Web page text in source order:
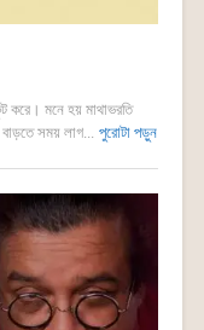
করে। মনে হয় মাথাভরতি
সময় লাগ... পুরোটা পড়ুন